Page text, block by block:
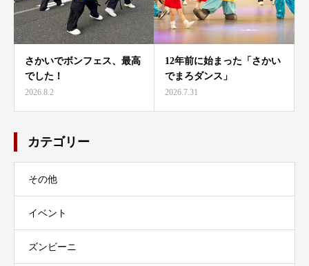
さかいでボンフェス、最高
でした！
2026.8.2
12年前に始まった「さかい
でまろダンス」
2026.7.31
カテゴリー
その他
イベント
ズンビーニ